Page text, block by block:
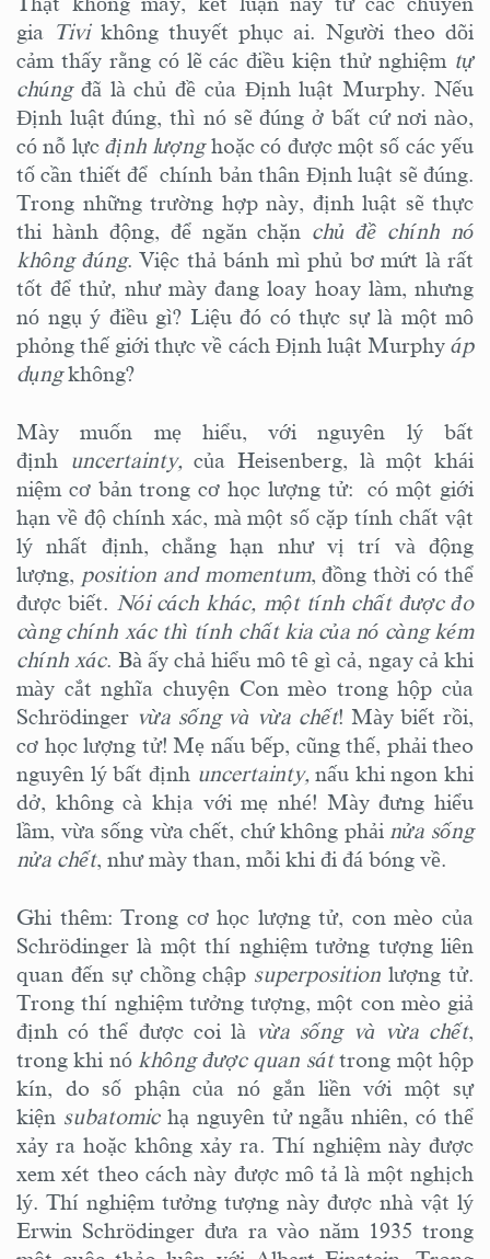
gia Tivikhông thuyết phục ai. Người theo dõi
cảm thấy rằng có lẽ các điều kiện thử nghiệm tự
chúngđã là chủ đề của Định luật Murphy. Nếu
Định luật đúng, thì nó sẽ đúng ở bất cứ nơi nào,
có nỗ lựcđịnh lượnghoặc có được một số các yếu
tố cần thiết để chính bản thân Định luật sẽ đúng.
Trong những trường hợp này, định luật sẽ thực
thi hành động, để ngăn chặn chủ đề chính nó
không đúng. Việc thả bánh mì phủ bơ mứt là rất
tốt để thử, như mày đang loay hoay làm, nhưng
nó ngụ ý điều gì? Liệu đó có thực sự là một mô
phỏng thế giới thực về cách Định luật Murphy áp
dụngkhông?
Mày muốn mẹ hiểu, với nguyên lý bất
định
uncertainty, của Heisenberg, là một khái
niệm cơ bản trong cơ học lượng tử: có một giới
hạn về độ chính xác, mà một số cặp tính chất vật
lý nhất định, chẳng hạn như vị trí và động
lượng, position and momentum, đồng thời có thể
được biết. Nói cách khác, một tính chất được đo
càng chính xác thì tính chất kia của nó càng kém
chính xác. Bà ấy chả hiểu mô tê gì cả, ngay cả khi
mày cắt nghĩa chuyện Con mèo trong hộp của
Schrödinger vừa sống và vừa chết! Mày biết rồi,
cơ học lượng tử! Mẹ nấu bếp, cũng thế, phải theo
nguyên lý bất định uncertainty,nấu khi ngon khi
dở, không cà khịa với mẹ nhé! Mày đưng hiểu
lầm, vừa sống vừa chết, chứ không phải nửa sống
nửa chết, như mày than, mỗi khi đi đá bóng về.
Ghi thêm: Trong cơ học lượng tử, con mèo của
Schrödinger là một thí nghiệm tưởng tượng liên
quan đến sự chồng chập superposition lượng tử.
Trong thí nghiệm tưởng tượng, một con mèo giả
định có thể được coi là vừa sống và vừa chết,
trong khi nó không được quan sáttrong một hộp
kín, do số phận của nó gắn liền với một sự
kiện subatomichạ nguyên tử ngẫu nhiên, có thể
xảy ra hoặc không xảy ra. Thí nghiệm này được
xem xét theo cách này được mô tả là một nghịch
lý. Thí nghiệm tưởng tượng này được nhà vật lý
Erwin Schrödinger đưa ra vào năm 1935 trong